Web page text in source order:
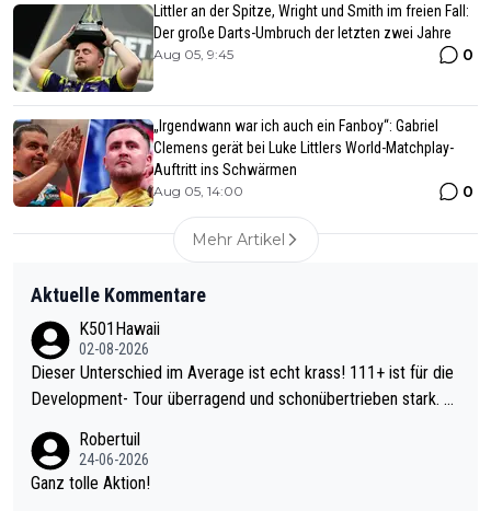
Littler an der Spitze, Wright und Smith im freien Fall:
Der große Darts-Umbruch der letzten zwei Jahre
Aug 05, 9:45 0
„Irgendwann war ich auch ein Fanboy“: Gabriel
Clemens gerät bei Luke Littlers World-Matchplay-
Auftritt ins Schwärmen
Aug 05, 14:00 0
Mehr Artikel
Aktuelle Kommentare
K501Hawaii
02-08-2026
Dieser Unterschied im Average ist echt krass! 111+ ist für die
Development- Tour überragend und schonübertrieben stark. U
mal 40+ erst recht. Da gewinnst keinen Blumentopf - ist ja noc
h krasser wie ein Pokalspiel eines Kreisligisten vs einem Bund
Robertuil
24-06-2026
Ganz tolle Aktion!